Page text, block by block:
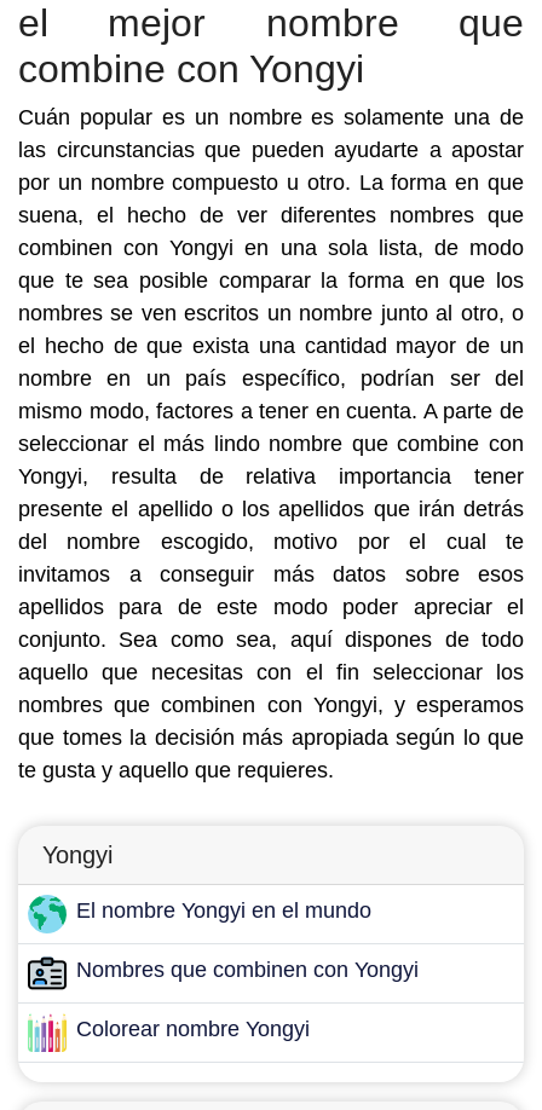
el mejor nombre que
combine con Yongyi
Cuán popular es un nombre es solamente una de
las circunstancias que pueden ayudarte a apostar
por un nombre compuesto u otro. La forma en que
suena, el hecho de ver diferentes nombres que
combinen con Yongyi en una sola lista, de modo
que te sea posible comparar la forma en que los
nombres se ven escritos un nombre junto al otro, o
el hecho de que exista una cantidad mayor de un
nombre en un país específico, podrían ser del
mismo modo, factores a tener en cuenta. A parte de
seleccionar el más lindo nombre que combine con
Yongyi, resulta de relativa importancia tener
presente el apellido o los apellidos que irán detrás
del nombre escogido, motivo por el cual te
invitamos a conseguir más datos sobre esos
apellidos para de este modo poder apreciar el
conjunto. Sea como sea, aquí dispones de todo
aquello que necesitas con el fin seleccionar los
nombres que combinen con Yongyi, y esperamos
que tomes la decisión más apropiada según lo que
te gusta y aquello que requieres.
Yongyi
El nombre Yongyi en el mundo
Nombres que combinen con Yongyi
Colorear nombre Yongyi